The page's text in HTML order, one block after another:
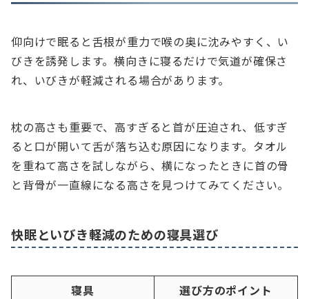
仰向けで眠ると舌根が重力で喉の奥に沈みやすく、い
びきを誘発します。横向きに寝るだけで気道が確保さ
れ、いびきが軽減される場合があります。
枕の高さも重要で、高すぎると首が圧迫され、低すぎ
ると口が開いて舌が落ち込む原因になります。タオル
を重ねて高さを試しながら、横になったときに首の骨
と背骨が一直線になる高さを見つけてみてください。
快眠といびき軽減のための寝具選び
寝具 選び方のポイント